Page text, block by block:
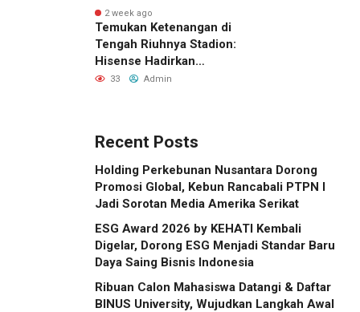
Indonesia
2 week ago
Temukan Ketenangan di
Tengah Riuhnya Stadion:
Hisense Hadirkan
Pengalaman FIFA World
Kota Tuan Rumah
33 Admin
Recent Posts
Holding Perkebunan Nusantara Dorong
Promosi Global, Kebun Rancabali PTPN I
Jadi Sorotan Media Amerika Serikat
ESG Award 2026 by KEHATI Kembali
Digelar, Dorong ESG Menjadi Standar Baru
Daya Saing Bisnis Indonesia
Ribuan Calon Mahasiswa Datangi & Daftar
BINUS University, Wujudkan Langkah Awal